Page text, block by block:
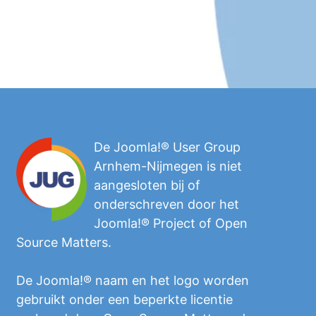
De Joomla!® User Group
Arnhem-Nijmegen is niet
aangesloten bij of
onderschreven door het
Joomla!® Project of Open
Source Matters.
De Joomla!® naam en het logo worden
gebruikt onder een beperkte licentie